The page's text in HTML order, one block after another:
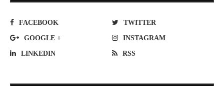
FACEBOOK TWITTER
GOOGLE + INSTAGRAM
LINKEDIN RSS